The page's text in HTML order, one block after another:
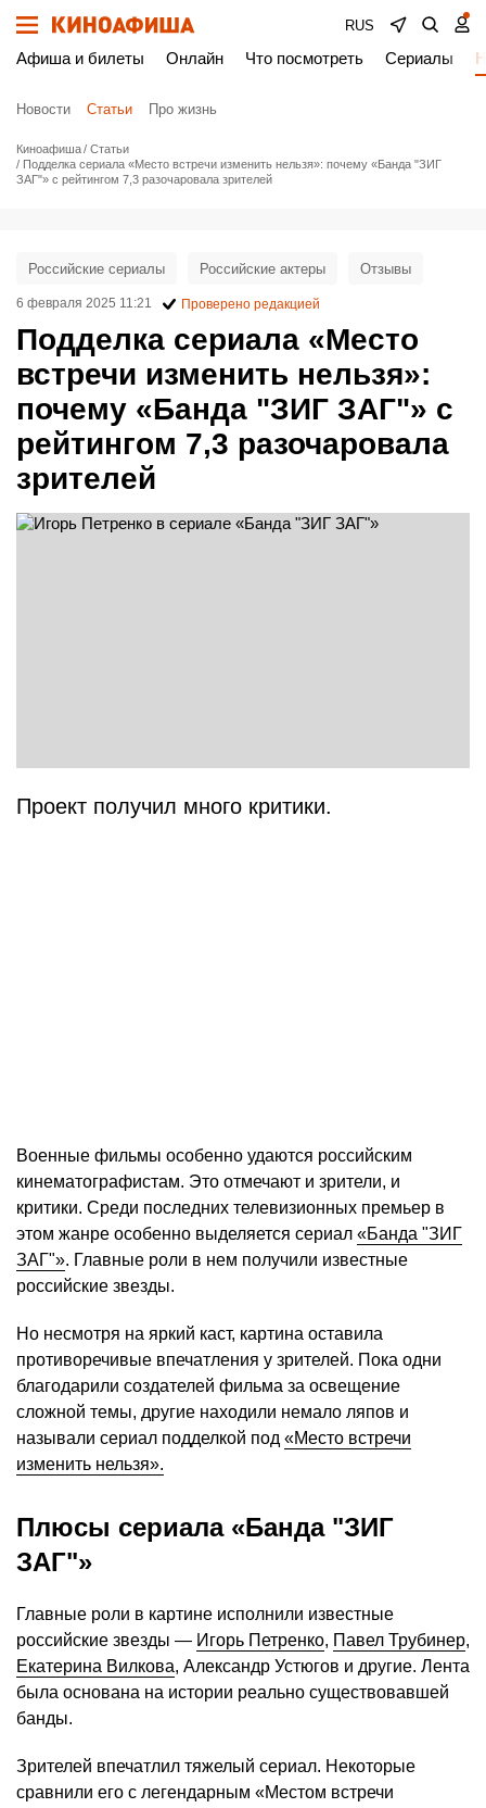
RUS
Афиша и билеты Онлайн Что посмотреть Сериалы
Новости Статьи Про жизнь
Киноафиша
Статьи
Подделка сериала «Место встречи изменить нельзя»: почему «Банда "ЗИГ
ЗАГ"» с рейтингом 7,3 разочаровала зрителей
Подделка сериала «Место
встречи изменить нельзя»:
почему «Банда "ЗИГ ЗАГ"» с
рейтингом 7,3 разочаровала
зрителей
Российские сериалы Российские актеры Отзывы
6 февраля 2025 11:21 Проверено редакцией
Проект получил много критики.
Военные фильмы особенно удаются российским
кинематографистам. Это отмечают и зрители, и
критики. Среди последних телевизионных премьер в
этом жанре особенно выделяется сериал «Банда "ЗИГ
ЗАГ"». Главные роли в нем получили известные
российские звезды.
Но несмотря на яркий каст, картина оставила
противоречивые впечатления у зрителей. Пока одни
благодарили создателей фильма за освещение
сложной темы, другие находили немало ляпов и
называли сериал подделкой под «Место встречи
изменить нельзя».
Плюсы сериала «Банда "ЗИГ
ЗАГ"»
Главные роли в картине исполнили известные
российские звезды — Игорь Петренко, Павел Трубинер,
Екатерина Вилкова, Александр Устюгов и другие. Лента
была основана на истории реально существовавшей
банды.
Зрителей впечатлил тяжелый сериал. Некоторые
сравнили его с легендарным «Местом встречи